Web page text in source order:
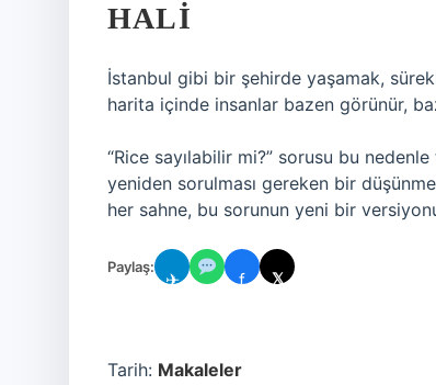
HALI
İstanbul gibi bir şehirde yaşamak,
harita içinde insanlar bazen görünür,
“Rice sayılabilir mi?” sorusu bu
yeniden sorulması gereken bir
her sahne, bu sorunun yeni bir
Paylaş:
✈ f 𝕏
Tarih: Makaleler